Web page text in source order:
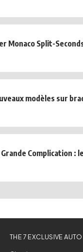
Monaco Split-
modèles sur
Complication :
THE 7 EXCLUSIVE AUTO